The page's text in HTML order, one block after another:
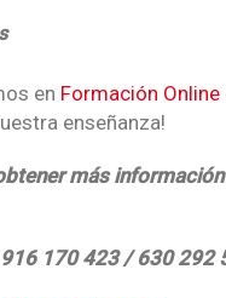
en Formación Online
enseñanza!
más
916 170 423 / 630 292